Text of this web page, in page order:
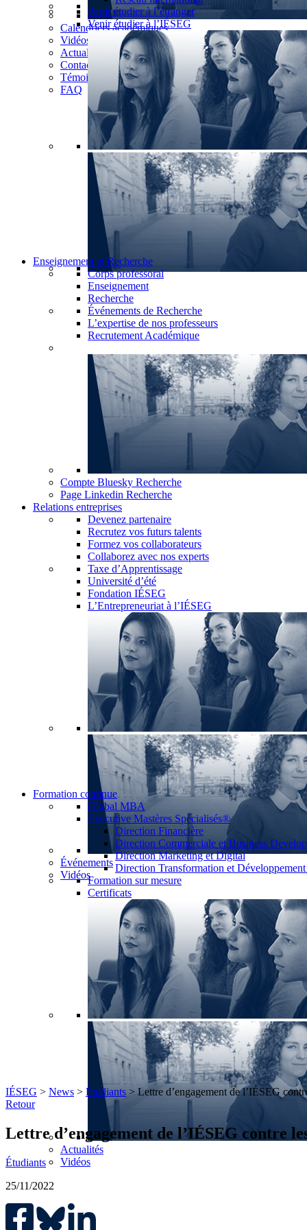
Calendriers académiques
Vidéos
Actualités
Contact
Témoignages
FAQ
Partir étudier à l’étranger
Venir étudier à l’IÉSEG
Enseignement et Recherche
Corps professoral
Enseignement
Recherche
Événements de Recherche
L’expertise de nos professeurs
Recrutement Académique
Compte Bluesky Recherche
Page Linkedin Recherche
Relations entreprises
Devenez partenaire
Recrutez vos futurs talents
Formez vos collaborateurs
Collaborez avec nos experts
Taxe d’Apprentissage
Université d’été
Fondation IÉSEG
L’Entrepreneuriat à l’IÉSEG
Événements
Vidéos
Formation continue
Global MBA
Executive Mastères Spécialisés®
Direction Financière
Direction Commerciale et Business
Direction Marketing et Digital
Direction Transformation et
Formation sur mesure
Certificats
Actualités
Vidéos
IÉSEG > News > Étudiants >Lettre d’engagement de l’IÉSEG
Retour
Lettre d’engagement de l’IÉSEG contre
Étudiants
25/11/2022